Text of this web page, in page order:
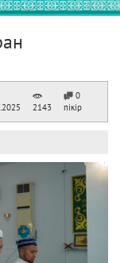
2143
0
пікір